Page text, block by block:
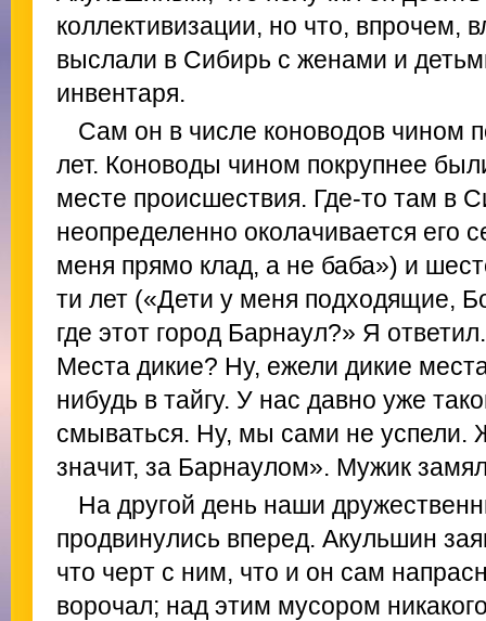
коллективизации, но что, впрочем,
выслали в Сибирь с женами и
инвентаря.
Сам он в числе коноводов чином
лет. Коноводы чином покрупнее
месте происшествия. Где-то там в
неопределенно околачивается его
меня прямо клад, а не баба») и
ти лет («Дети у меня подходящие,
где этот город Барнаул?» Я
Места дикие? Ну, ежели дикие
нибудь в тайгу. У нас давно уже
смываться. Ну, мы сами не успели.
значит, за Барнаулом». Мужик
На другой день наши
продвинулись вперед. Акульшин
что черт с ним, что и он сам
ворочал; над этим мусором